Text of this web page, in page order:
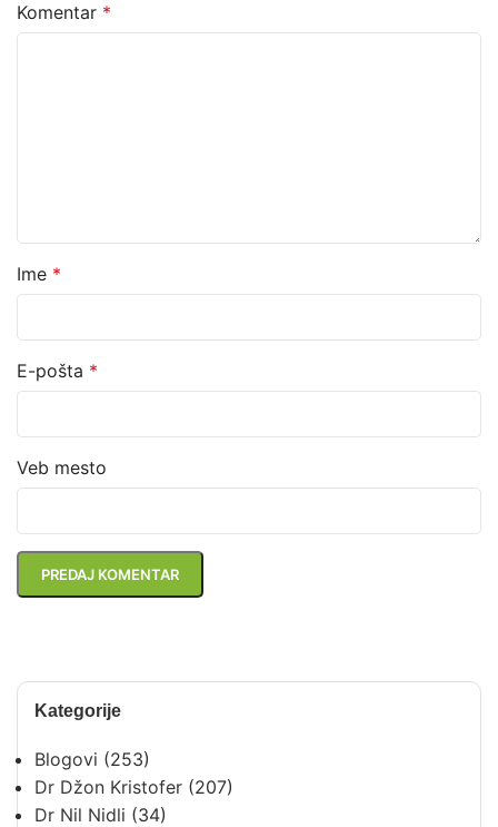
Kategorije
Blogovi (253)
Dr Džon Kristofer (207)
Dr Nil Nidli (34)
Komentar *
Ime *
E-pošta *
Veb mesto